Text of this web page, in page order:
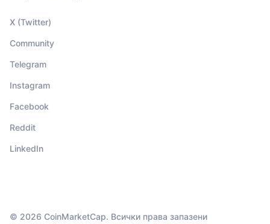
X (Twitter)
Community
Telegram
Instagram
Facebook
Reddit
LinkedIn
© 2026 CoinMarketCap. Всички права запазени